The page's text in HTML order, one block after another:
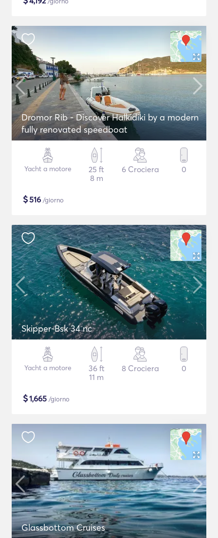
Dromor Rib - Discover Halkidiki by a modern
fully renovated speedboat
Yacht a motore
25 ft
8 m
6 Crociera 0
$516 /giorno
Skipper-Bsk 34 nc
Yacht a motore
36 ft
11 m
8 Crociera 0
$1,665 /giorno
Glassbottom Cruises